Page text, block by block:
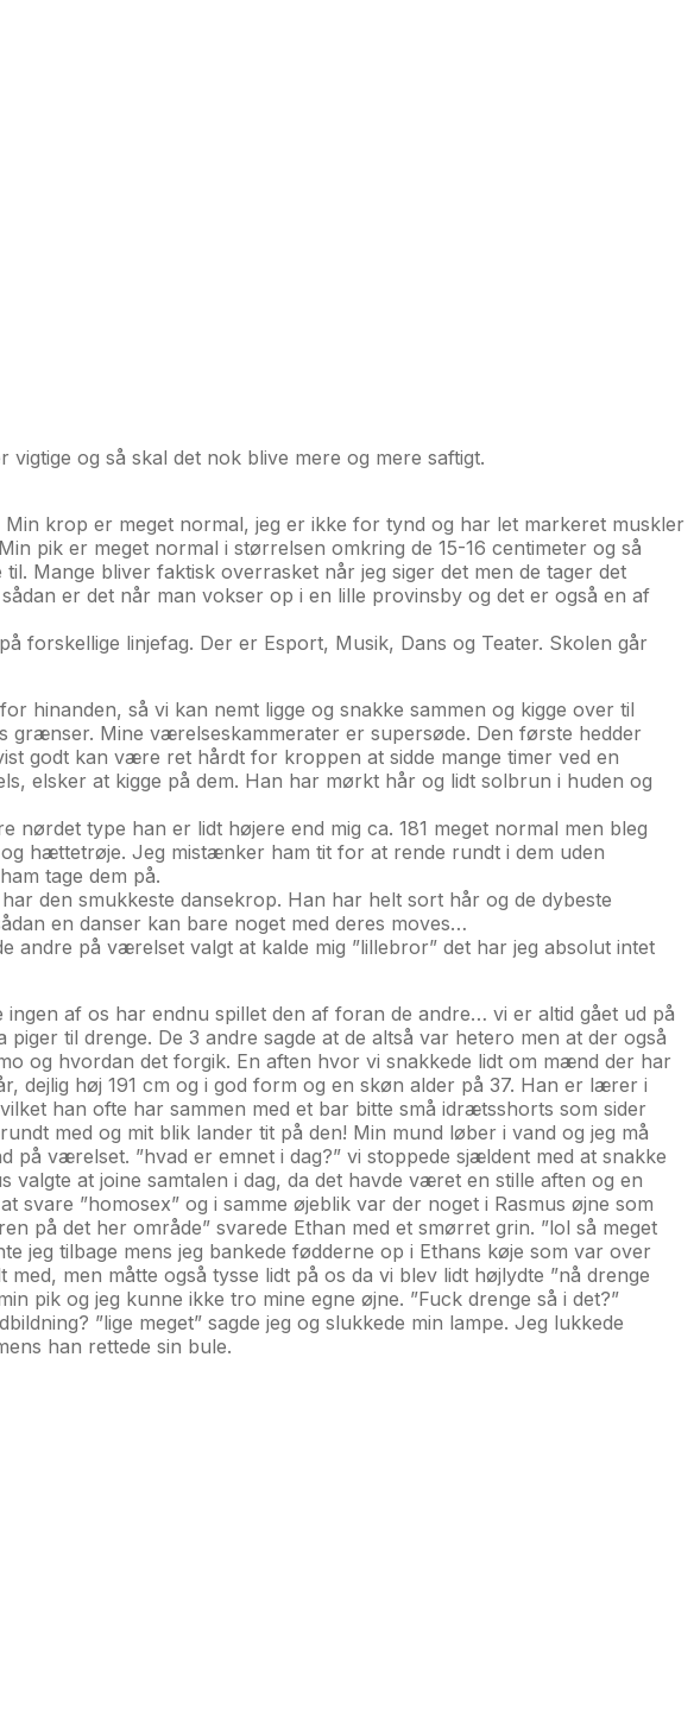
og så skal det nok blive mere og mere saftigt.
krop er meget normal, jeg er ikke for tynd og har let markeret muskler
pik er meget normal i størrelsen omkring de 15-16 centimeter og så
Mange bliver faktisk overrasket når jeg siger det men de tager det
er det når man vokser op i en lille provinsby og det er også en af
forskellige linjefag. Der er Esport, Musik, Dans og Teater. Skolen går
hinanden, så vi kan nemt ligge og snakke sammen og kigge over til
grænser. Mine værelseskammerater er supersøde. Den første hedder
godt kan være ret hårdt for kroppen at sidde mange timer ved en
elsker at kigge på dem. Han har mørkt hår og lidt solbrun i huden og
nørdet type han er lidt højere end mig ca. 181 meget normal men bleg
hættetrøje. Jeg mistænker ham tit for at rende rundt i dem uden
tage dem på.
den smukkeste dansekrop. Han har helt sort hår og de dybeste
en danser kan bare noget med deres moves…
på værelset valgt at kalde mig ”lillebror” det har jeg absolut intet
af os har endnu spillet den af foran de andre… vi er altid gået ud på
til drenge. De 3 andre sagde at de altså var hetero men at der også
og hvordan det forgik. En aften hvor vi snakkede lidt om mænd der har
høj 191 cm og i god form og en skøn alder på 37. Han er lærer i
han ofte har sammen med et bar bitte små idrætsshorts som sider
med og mit blik lander tit på den! Min mund løber i vand og jeg må
på værelset. ”hvad er emnet i dag?” vi stoppede sjældent med at snakke
at joine samtalen i dag, da det havde været en stille aften og en
”homosex” og i samme øjeblik var der noget i Rasmus øjne som
på det her område” svarede Ethan med et smørret grin. ”lol så meget
jeg tilbage mens jeg bankede fødderne op i Ethans køje som var over
men måtte også tysse lidt på os da vi blev lidt højlydte ”nå drenge
pik og jeg kunne ikke tro mine egne øjne. ”Fuck drenge så i det?”
”lige meget” sagde jeg og slukkede min lampe. Jeg lukkede
han rettede sin bule.